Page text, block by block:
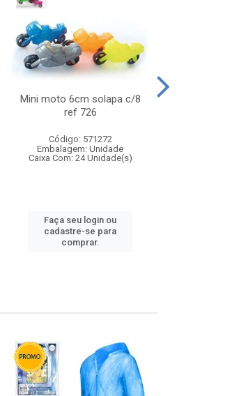
Mini moto 6cm solapa c/8
ref 726
Código: 571272
Embalagem: Unidade
Caixa Com: 24 Unidade(s)
Faça seu login ou
cadastre-se para
comprar.